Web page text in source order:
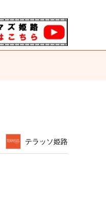
テラッソ姫路